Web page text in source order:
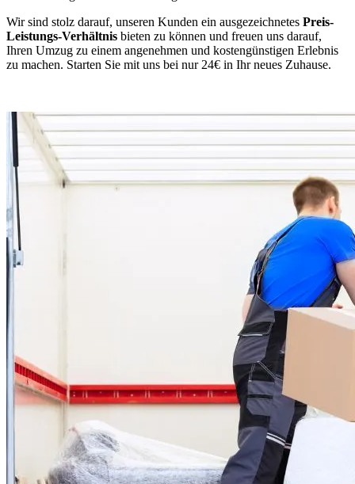
Wir sind stolz darauf, unseren Kunden ein ausgezeichnetes Preis-
Leistungs-Verhältnis bieten zu können und freuen uns darauf,
Ihren Umzug zu einem angenehmen und kostengünstigen Erlebnis
zu machen. Starten Sie mit uns bei nur 24€ in Ihr neues Zuhause.